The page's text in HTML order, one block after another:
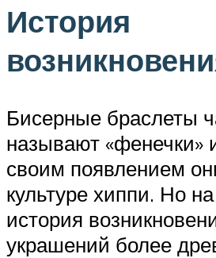
История
Бисерные браслеты
называют «фенечки»
своим появлением
культуре хиппи. Но
история
украшений более